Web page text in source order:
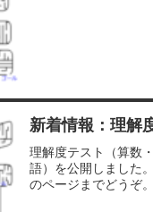
新着情報：理解
理解度テスト（算数
語）を公開しました
のページまでどうぞ